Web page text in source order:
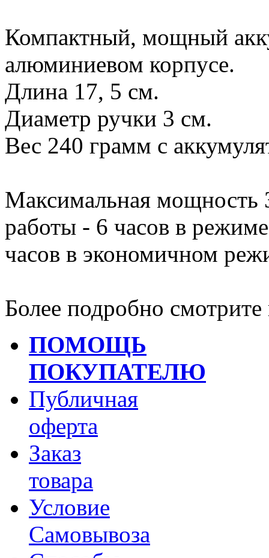
Компактный, мощный
алюминиевом корпусе.
Длина 17, 5 см.
Диаметр ручки 3 см.
Вес 240 грамм с
Максимальная мощность
работы - 6 часов в
часов в экономичном
Более подробно смотрите
ПОМОЩЬ
ПОКУПАТЕЛЮ
Публичная
оферта
Заказ
товара
Условие
Самовывоза